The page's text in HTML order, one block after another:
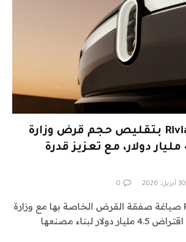
تقوم شركة Rivian بتقليص حجم قرض وزارة
الطاقة إلى 4.5 مليار دولار، مع تعزيز قدرة
30 أبريل، 2026 0
أعادت شركة Rivian صياغة صفقة القرض الخاصة بها مع وزارة
الطاقة وتتوقع الآن اقتراض 4.5 مليار دولار لبناء مصنعها